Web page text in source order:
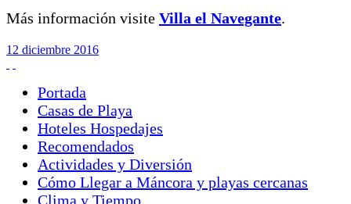
Más información visite Villa el Navegante.
12 diciembre 2016
Portada
Casas de Playa
Hoteles Hospedajes
Recomendados
Actividades y Diversión
Cómo Llegar a Máncora y playas cercanas
Clima y Tiempo